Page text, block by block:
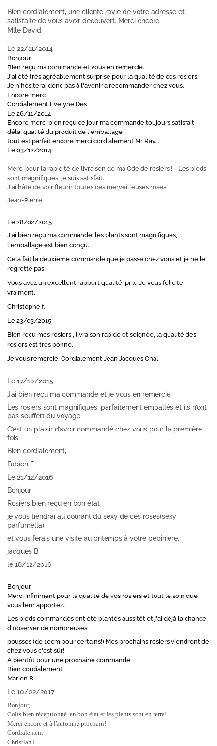
Bien cordialement, une cliente ravie de votre adresse et
satisfaite de vous avoir découvert. Merci encore,
Mlle David.
.
Le 22/11/2014
Bonjour,
Bien reçu ma commande et vous en remercie.
J'ai été très agréablement surprise pour la qualité de ces rosiers.
Je n'hésiterai donc pas à l'avenir à recommander chez vous.
Encore merci
Cordialement Evelyne Des
Le 26/11/2014
Encore merci bien reçu ce jour ma commande toujours satisfait
délai qualité du produit de l'emballage
tout est parfait encore merci cordialement Mr Rav...
Le 03/12/2014
Merci pour la rapidité de livraison de ma Cde de rosiers ! - Les pieds
sont magnifiques, je suis satisfait.
J'ai hâte de voir fleurir toutes ces merveilleuses roses.
Jean-Pierre
Le 28/02/2015
J'ai bien reçu ma commande: les plants sont magnifiques,
l'emballage est bien conçu.
Cela fait la deuxième commande que je passe chez vous et je ne le
regrette pas.
Vous avez un excellent rapport qualité-prix. Je vous félicite
vraiment.
Christophe f.
Le 23/03/2015
Bien reçu mes rosiers , livraison rapide et soignée, la qualité des
rosiers est très bonne.
Je vous remercie. Cordialement Jean Jacques Chal.
Le 17/10/2015
J’ai bien reçu ma commande et je vous en remercie.
Les rosiers sont magnifiques, parfaitement emballés et ils n’ont
pas souffert du voyage.
C’est un plaisir d’avoir commandé chez vous pour la première
fois.
Bien cordialement,
Fabien F.
Le 21/12/2016
Bonjour
Rosiers bien reçu en bon état
je vous tiendrai au courant du sexy de ces roses(sexy
parfumella)
et vous ferais une visite au pritemps à votre pepiniere.
jacques B
le 18/12/2016
Bonjour
Merci infiniment pour la qualité de vos rosiers et tout le soin que
vous leur apportez..
Les pieds commandés ont été plantés aussitôt et j'ai déjà la chance
d'observer de nombreuses
pousses (de 10cm pour certains!) Mes prochains rosiers viendront de
chez vous c'est sûr!
A bientôt pour une prochaine commande
Bien cordialement
Marion B
Le 10/02/2017
Bonjour,
Colis bien réceptionné en bon état et les plants sont en terre!
Merci encore et à l'automne prochain!
Cordialement
Christian L